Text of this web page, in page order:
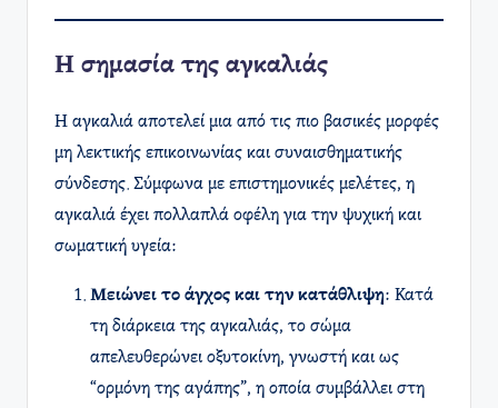
Η σημασία της αγκαλιάς
Η αγκαλιά αποτελεί μια από τις πιο βασικές μορφές
μη λεκτικής επικοινωνίας και συναισθηματικής
σύνδεσης. Σύμφωνα με επιστημονικές μελέτες, η
αγκαλιά έχει πολλαπλά οφέλη για την ψυχική και
σωματική υγεία:
Μειώνει το άγχος και την κατάθλιψη: Κατά
τη διάρκεια της αγκαλιάς, το σώμα
απελευθερώνει οξυτοκίνη, γνωστή και ως
“ορμόνη της αγάπης”, η οποία συμβάλλει στη